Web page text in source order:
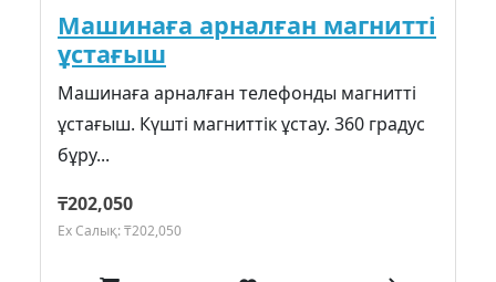
Машинаға арналған магнитті
ұстағыш
Машинаға арналған телефонды магнитті
ұстағыш. Күшті магниттік ұстау. 360 градус
бұру...
₸202,050
Ex Салық: ₸202,050